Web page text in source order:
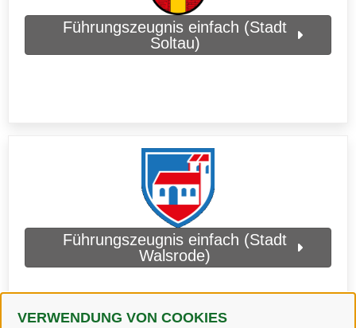
VERWENDUNG VON COOKIES
Führungszeugnis einfach (Stadt
Soltau)
Führungszeugnis einfach (Stadt
Walsrode)